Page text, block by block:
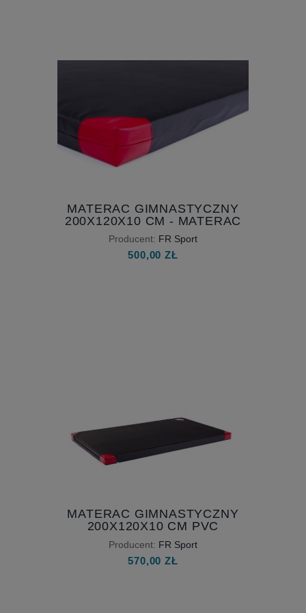
MATERAC GIMNASTYCZNY
200X120X10 CM - MATERAC
SPORTOWY - SKAJ
Producent: FR Sport
500,00 ZŁ
MATERAC GIMNASTYCZNY
200X120X10 CM PVC
Producent: FR Sport
570,00 ZŁ